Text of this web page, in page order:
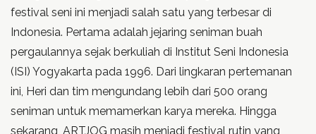
festival seni ini menjadi salah satu yang terbesar di
Indonesia. Pertama adalah jejaring seniman buah
pergaulannya sejak berkuliah di Institut Seni Indonesia
(ISI) Yogyakarta pada 1996. Dari lingkaran pertemanan
ini, Heri dan tim mengundang lebih dari 500 orang
seniman untuk memamerkan karya mereka. Hingga
sekarang, ARTJOG masih menjadi festival rutin yang